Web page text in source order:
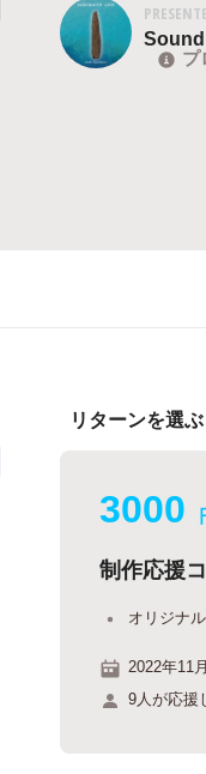
プ
リターンを選ぶ
3000
制作応援
オリジナル
2022年11
9人が応援